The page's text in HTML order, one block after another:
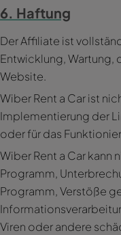
6. Haftung
Der Affiliate ist
Entwicklung, Wartung,
Website.
Wiber Rent a Car ist
Implementierung der
oder für das
Wiber Rent a Car kann
Programm,
Programm, Verstöße
Viren oder andere